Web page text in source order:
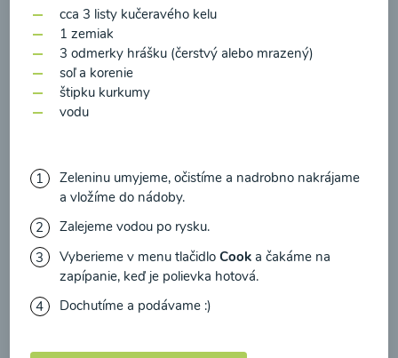
Zeleninová polievka s
00:10 Zobraziť
Načítať ďalšie
cca 3 listy kučeravého kelu
1 zemiak
3 odmerky hrášku (čerstvý alebo mrazený)
soľ a korenie
štipku kurkumy
vodu
Zeleninu umyjeme, očistíme a nadrobno nakrájame
a vložíme do nádoby.
Zalejeme vodou po rysku.
Vyberieme v menu tlačidloCook a čakáme na
zapípanie, keď je polievka hotová.
Dochutíme a podávame :)
prečítal(a)
údajova súhlasím s nimi.